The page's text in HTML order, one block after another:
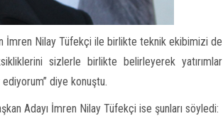
İmren Nilay Tüfekçi ile birlikte teknik ekibimizi de
sizlerle birlikte belirleyerek yatırımlar
diye konuştu.
Adayı İmren Nilay Tüfekçi ise şunları söyledi: